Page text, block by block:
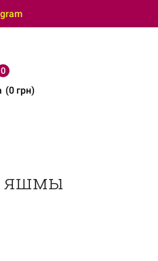
с 9:00 до 18:00)
0
(0грн)
яшмы